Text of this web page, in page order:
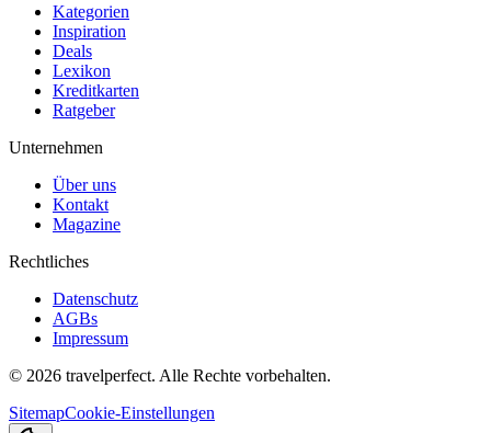
Kategorien
Inspiration
Deals
Lexikon
Kreditkarten
Ratgeber
Unternehmen
Über uns
Kontakt
Magazine
Rechtliches
Datenschutz
AGBs
Impressum
© 2026 travelperfect. Alle Rechte vorbehalten.
SitemapCookie-Einstellungen